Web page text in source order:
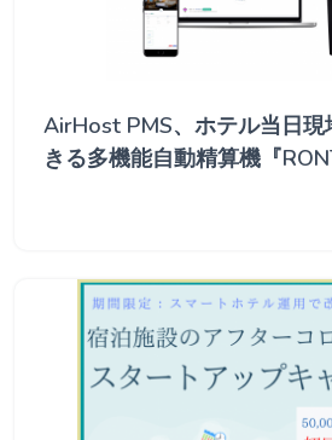
AirHost PMS、ホテル当日現
きる多機能自動精算機『